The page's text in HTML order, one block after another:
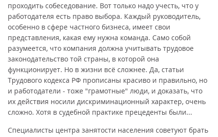
проходить собеседование. Вот только надо учесть, что у
работодателя есть право выбора. Каждый руководитель,
особенно в сфере частного бизнеса, имеет свои
представления, какая ему нужна команда. Само собой
разумеется, что компания должна учитывать трудовое
законодательство той страны, в которой она
функционирует. Но в жизни всё сложнее. Да, статьи
Трудового кодекса РФ прописаны красиво и правильно, но
и работодатели - тоже "грамотные" люди, и доказать, что
их действия носили дискриминационный характер, очень
сложно. Хотя в судебной практике прецеденты были...
Специалисты центра занятости населения советуют брать